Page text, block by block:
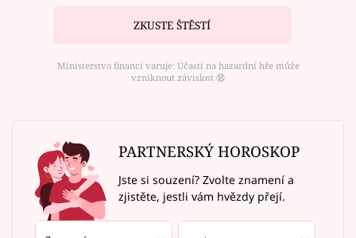
ZKUSTE ŠTĚSTÍ
Ministerstvo financí varuje: Účastí na hazardní hře může
vzniknout závislost ⑱
PARTNERSKÝ HOROSKOP
Jste si souzení? Zvolte znamení a
zjistěte, jestli vám hvězdy přejí.